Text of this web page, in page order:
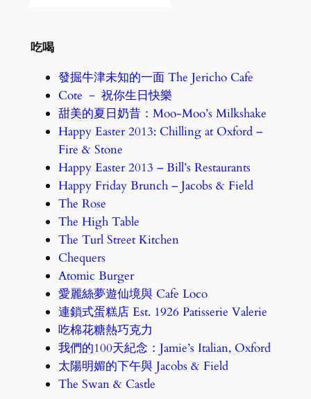
吃喝
發掘牛津未知的一面 The Jericho Cafe
Cote － 祝你生日快樂
甜美的夏日奶昔：Moo-Moo’s Milkshake
Happy Easter 2013: Chilling at Oxford –
Fire & Stone
Happy Easter 2013 – Bill’s Restaurants
Happy Friday Brunch – Jacobs & Field
The Rose
The High Table
The Turl Street Kitchen
Chequers
Atomic Burger
愛麗絲夢遊仙境與 Cafe Loco
連鎖式蛋糕店 Est. 1926 Patisserie Valerie
吃棉花糖熱巧克力
我們的100天紀念：Jamie’s Italian, Oxford
太陽明媚的下午與 Jacobs & Field
The Swan & Castle